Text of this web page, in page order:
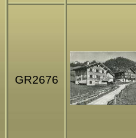
GR2676